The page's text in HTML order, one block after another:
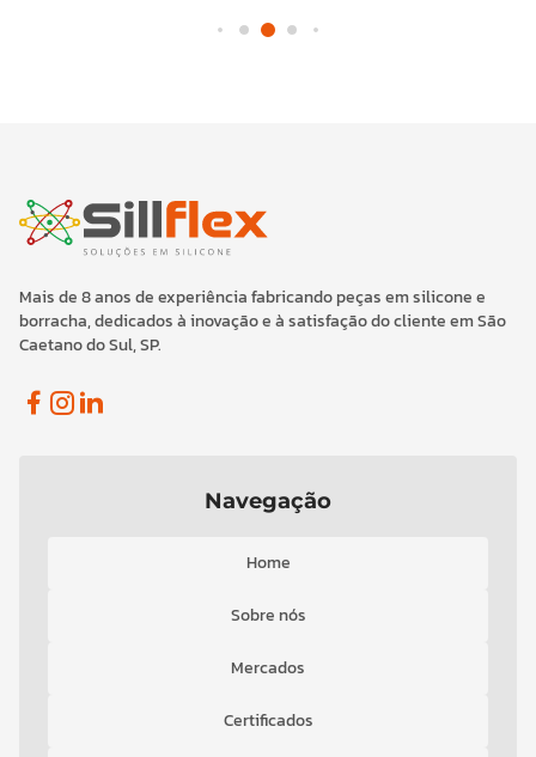
Mais de 8 anos de experiência fabricando peças em silicone e
borracha, dedicados à inovação e à satisfação do cliente em São
Caetano do Sul, SP.
FacebookInstagram
Navegação
Home
Sobre nós
Mercados
Certificados